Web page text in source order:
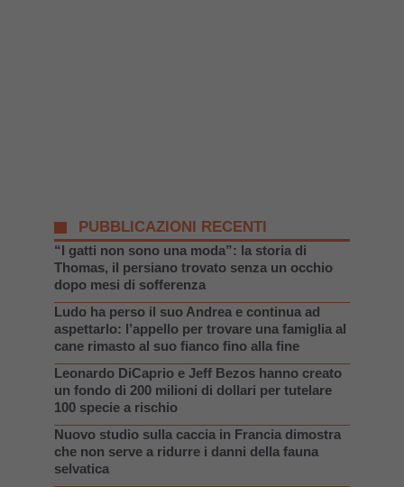
PUBBLICAZIONI RECENTI
“I gatti non sono una moda”: la storia di
Thomas, il persiano trovato senza un occhio
dopo mesi di sofferenza
Ludo ha perso il suo Andrea e continua ad
aspettarlo: l’appello per trovare una famiglia al
cane rimasto al suo fianco fino alla fine
Leonardo DiCaprio e Jeff Bezos hanno creato
un fondo di 200 milioni di dollari per tutelare
100 specie a rischio
Nuovo studio sulla caccia in Francia dimostra
che non serve a ridurre i danni della fauna
selvatica